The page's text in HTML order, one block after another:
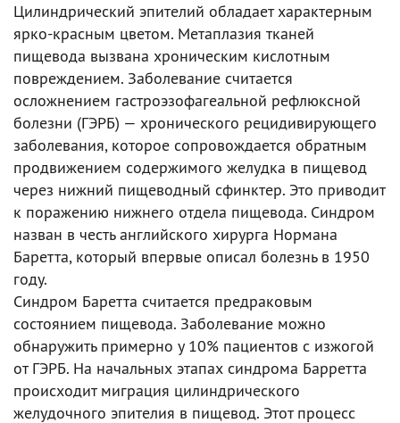
Цилиндрический эпителий обладает характерным
ярко-красным цветом. Метаплазия тканей
пищевода вызвана хроническим кислотным
повреждением. Заболевание считается
осложнением гастроэзофагеальной рефлюксной
болезни (ГЭРБ) — хронического рецидивирующего
заболевания, которое сопровождается обратным
продвижением содержимого желудка в пищевод
через нижний пищеводный сфинктер. Это приводит
к поражению нижнего отдела пищевода. Синдром
назван в честь английского хирурга Нормана
Баретта, который впервые описал болезнь в 1950
году.
Синдром Баретта считается предраковым
состоянием пищевода. Заболевание можно
обнаружить примерно у 10% пациентов с изжогой
от ГЭРБ. На начальных этапах синдрома Барретта
происходит миграция цилиндрического
желудочного эпителия в пищевод. Этот процесс